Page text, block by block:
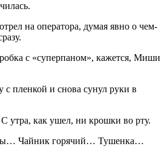
на оператора, думая явно о чем-
с «суперпаном», кажется, Миши
с пленкой и снова сунул руки в
утра, как ушел, ни крошки во рту.
Чайник горячий… Тушенка…